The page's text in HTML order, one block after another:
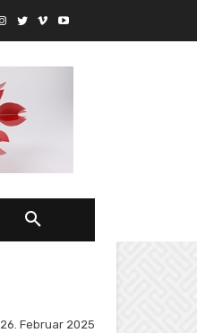
26. Februar 2025